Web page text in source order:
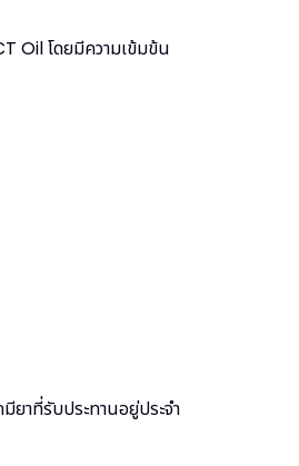
Oil โดยมีความเข้มข้น
ที่รับประทานอยู่ประจำ